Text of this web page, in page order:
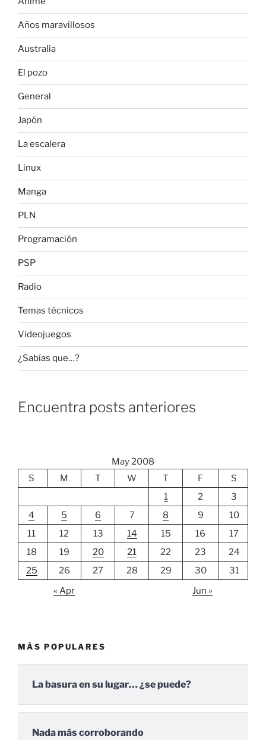
Años maravillosos
Australia
El pozo
General
Japón
La escalera
Linux
Manga
PLN
Programación
PSP
Radio
Temas técnicos
Videojuegos
¿Sabías que…?
Encuentra posts anteriores
May 2008
S
M T W T F
S
1
2
3
4
5 6 7 8 9
10
11
12 13 14 15 16
17
18
19 20 21 22 23
24
25
26 27 28 29 30
31
« Apr
Jun »
MÁS POPULARES
La basura en su lugar… ¿se puede?
Nada más corroborando